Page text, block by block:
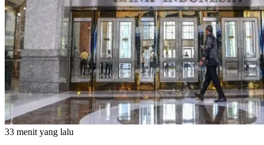
33 menit yang lalu